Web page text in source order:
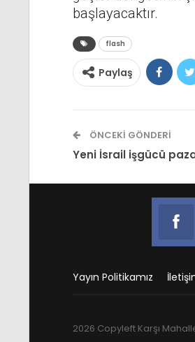
başlayacaktır.
flash
Paylaş
ÖNCEKI GÖNDERI
Yeni İsrail işgücü
Yayın Politikamız
2026 Copyleft Karşı